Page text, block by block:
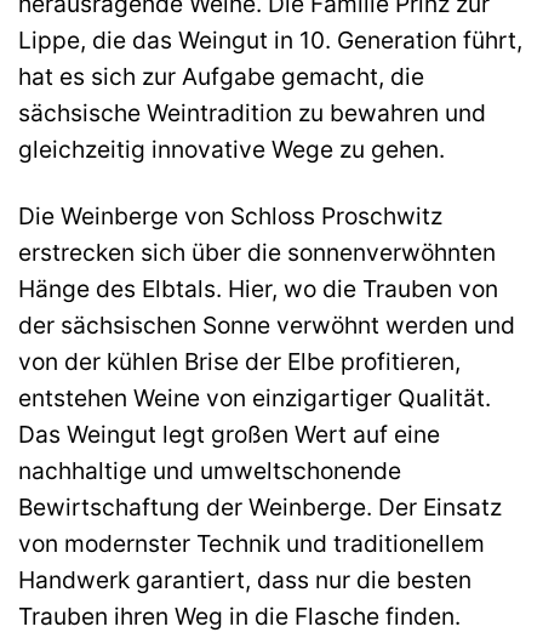
Lippe, die das Weingut in 10. Generation führt,
hat es sich zur Aufgabe gemacht, die
sächsische Weintradition zu bewahren und
gleichzeitig innovative Wege zu gehen.
Die Weinberge von Schloss Proschwitz
erstrecken sich über die sonnenverwöhnten
Hänge des Elbtals. Hier, wo die Trauben von
der sächsischen Sonne verwöhnt werden und
von der kühlen Brise der Elbe profitieren,
entstehen Weine von einzigartiger Qualität.
Das Weingut legt großen Wert auf eine
nachhaltige und umweltschonende
Bewirtschaftung der Weinberge. Der Einsatz
von modernster Technik und traditionellem
Handwerk garantiert, dass nur die besten
Trauben ihren Weg in die Flasche finden.